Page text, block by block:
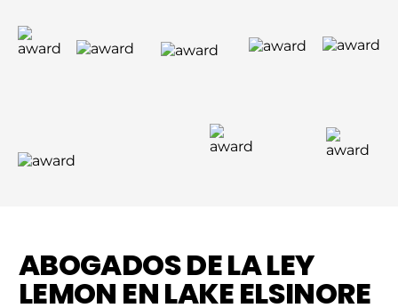
ABOGADOS DE LA LEY
LEMON EN LAKE ELSINORE